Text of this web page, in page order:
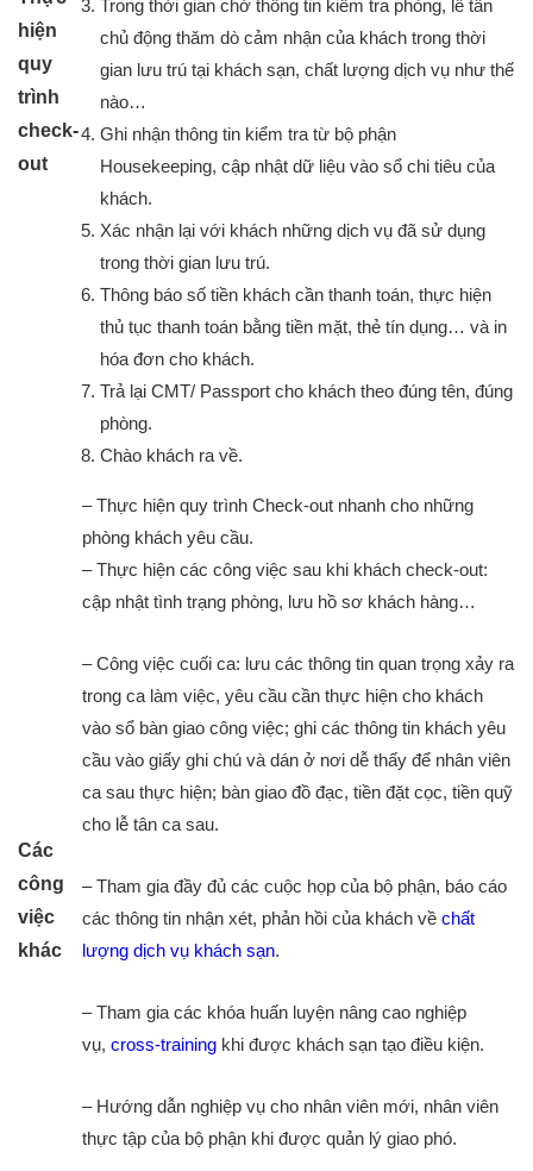
hiện
quy
trình
check-
out
Trong thời gian chờ thông tin kiểm tra phòng, lễ tân
chủ động thăm dò cảm nhận của khách trong thời
gian lưu trú tại khách sạn, chất lượng dịch vụ như thế
nào…
Ghi nhận thông tin kiểm tra từ bộ phận
Housekeeping, cập nhật dữ liệu vào sổ chi tiêu của
khách.
Xác nhận lại với khách những dịch vụ đã sử dụng
trong thời gian lưu trú.
Thông báo số tiền khách cần thanh toán, thực hiện
thủ tục thanh toán bằng tiền mặt, thẻ tín dụng… và in
hóa đơn cho khách.
Trả lại CMT/ Passport cho khách theo đúng tên, đúng
phòng.
Chào khách ra về.
– Thực hiện quy trình Check-out nhanh cho những
phòng khách yêu cầu.
Các
công
việc
khác
– Thực hiện các công việc sau khi khách check-out:
cập nhật tình trạng phòng, lưu hồ sơ khách hàng…
– Công việc cuối ca: lưu các thông tin quan trọng xảy ra
trong ca làm việc, yêu cầu cần thực hiện cho khách
vào sổ bàn giao công việc; ghi các thông tin khách yêu
cầu vào giấy ghi chú và dán ở nơi dễ thấy để nhân viên
ca sau thực hiện; bàn giao đồ đạc, tiền đặt cọc, tiền quỹ
cho lễ tân ca sau.
– Tham gia đầy đủ các cuộc họp của bộ phận, báo cáo
các thông tin nhận xét, phản hồi của khách về chất
lượng dịch vụ khách sạn.
– Tham gia các khóa huấn luyện nâng cao nghiệp
vụ, cross-training khi được khách sạn tạo điều kiện.
– Hướng dẫn nghiệp vụ cho nhân viên mới, nhân viên
thực tập của bộ phận khi được quản lý giao phó.